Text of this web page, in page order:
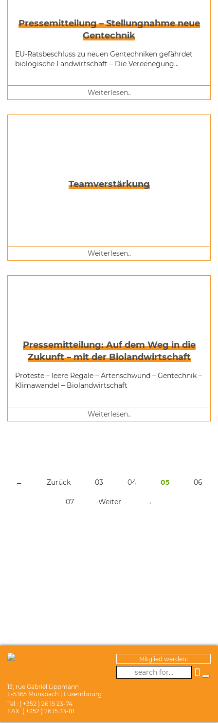
Pressemitteilung – Stellungnahme neue
Gentechnik
EU-Ratsbeschluss zu neuen Gentechniken gefährdet
biologische Landwirtschaft – Die Vereenegung
von Bio-Bauern, Züchtern und Verbrauchern.
Weiterlesen..
Teamverstärkung
Weiterlesen..
Pressemitteilung: Auf dem Weg in die
Zukunft – mit der Biolandwirtschaft
Proteste – leere Regale – Artenschwund – Gentechnik –
Klimawandel – Biolandwirtschaft
Weiterlesen..
← Zurück 03 04 05 06
07 Weiter →
Mitglied werden!
13, rue Gabriel Lippmann
L-5365 Munsbach | Luxembourg
Tel.: ( +352 ) 26 15 23-74
FAX. ( +352 ) 26 15 33-81